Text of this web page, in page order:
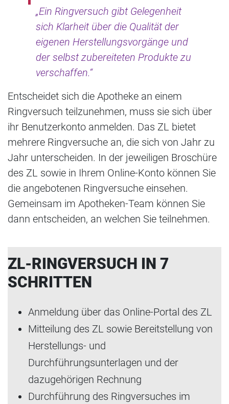
„Ein Ringversuch gibt Gelegenheit
sich Klarheit über die Qualität der
eigenen Herstellungsvorgänge und
der selbst zubereiteten Produkte zu
verschaffen.“
Entscheidet sich die Apotheke an einem
Ringversuch teilzunehmen, muss sie sich über
ihr Benutzerkonto anmelden. Das ZL bietet
mehrere Ringversuche an, die sich von Jahr zu
Jahr unterscheiden. In der jeweiligen Broschüre
des ZL sowie in Ihrem Online-Konto können Sie
die angebotenen Ringversuche einsehen.
Gemeinsam im Apotheken-Team können Sie
dann entscheiden, an welchen Sie teilnehmen.
ZL-RINGVERSUCH IN 7
SCHRITTEN
Anmeldung über das Online-Portal des ZL
Mitteilung des ZL sowie Bereitstellung von
Herstellungs- und
Durchführungsunterlagen und der
dazugehörigen Rechnung
Durchführung des Ringversuches im